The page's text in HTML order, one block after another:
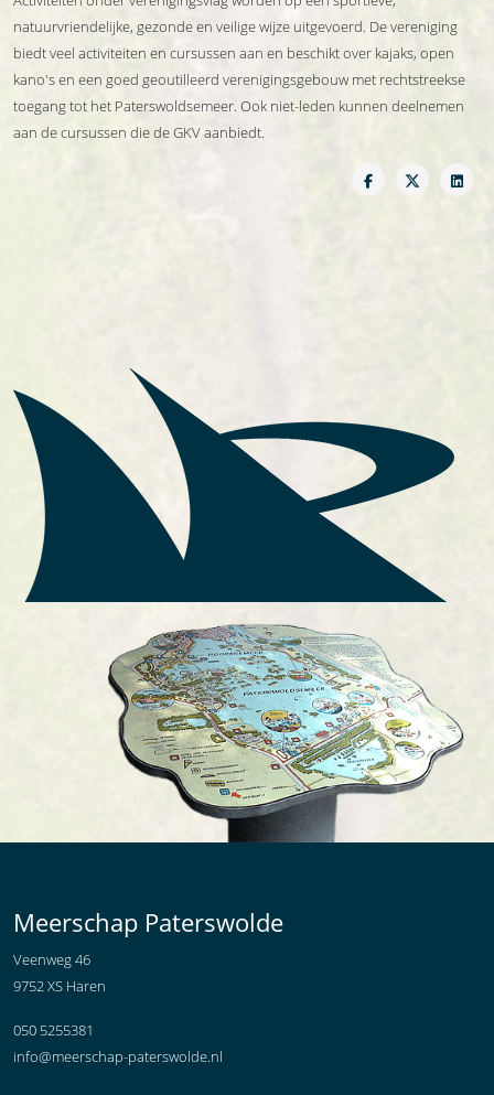
natuurvriendelijke, gezonde en veilige wijze uitgevoerd. De vereniging
biedt veel activiteiten en cursussen aan en beschikt over kajaks, open
kano's en een goed geoutilleerd verenigingsgebouw met rechtstreekse
toegang tot het Paterswoldsemeer. Ook niet-leden kunnen deelnemen
aan de cursussen die de GKV aanbiedt.
Meerschap Paterswolde
Veenweg 46
9752 XS Haren
050 5255381
info@meerschap-paterswolde.nl